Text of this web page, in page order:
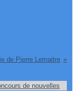
de Pierre Lemaitre